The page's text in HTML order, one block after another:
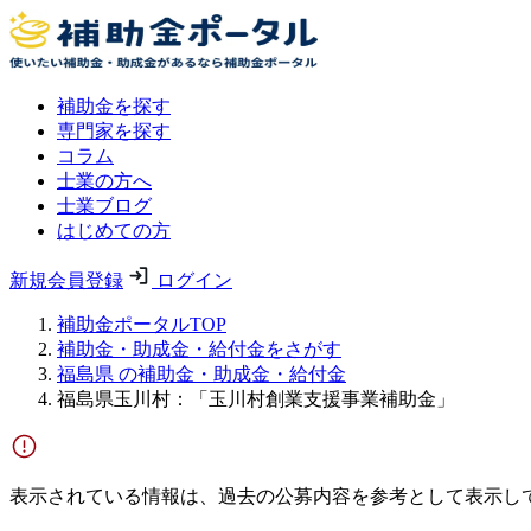
補助金を探す
専門家を探す
コラム
士業の方へ
士業ブログ
はじめての方
新規会員登録 ログイン
補助金ポータルTOP
補助金・助成金・給付金をさがす
福島県 の補助金・助成金・給付金
福島県玉川村：「玉川村創業支援事業補助金」
表示されている情報は、過去の公募内容を参考として表示し